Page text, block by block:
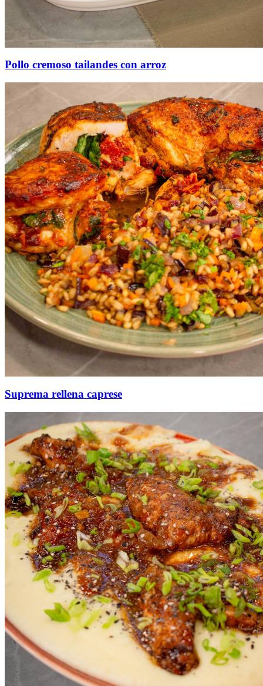
Pollo cremoso tailandes con arroz
Suprema rellena caprese